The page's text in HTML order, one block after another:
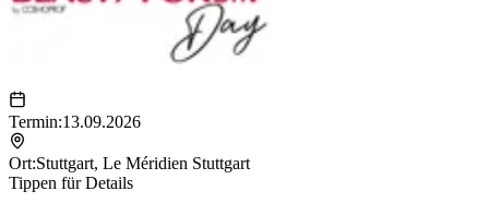
Termin:13.09.2026
Ort:Stuttgart, Le Méridien Stuttgart
Tippen für Details